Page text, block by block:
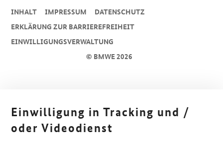
© BMWE 2026
INHALT IMPRESSUM
DA­TEN­SCHUTZ
ERKLÄRUNG ZUR BARRIEREFREIHEIT
EINWILLIGUNGSVERWALTUNG
Einwilligung in Tracking und /
oder Videodienst